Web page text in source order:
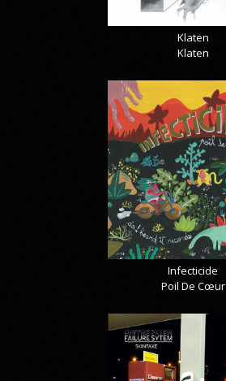
Klaten
Klaten
Infecticide
Poil De Cœur